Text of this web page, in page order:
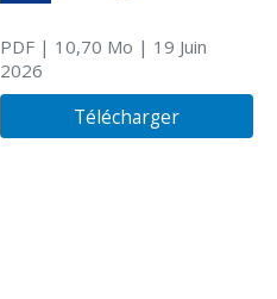
PDF| 10,70 Mo | 19 Juin
2026
Télécharger